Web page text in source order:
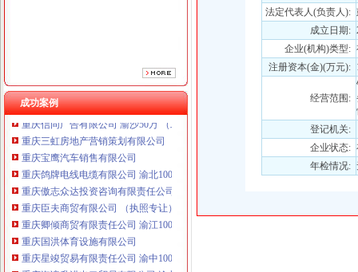
成功案例
重庆海谛升进出口贸易有限公司 渝北100万 （进出口权）
重庆奕欣锦诚商贸有限公司 渝九50万 （工商注册）
重庆信同广告有限公司 渝沙50万 （工商注册）
重庆三虹房地产营销策划有限公司
重庆宝鹰汽车销售有限公司
重庆鸽牌电线电缆有限公司 渝北10010万 (进出口权)
重庆傲志众达投资咨询有限责任公司 渝九1000万 （增资）
重庆臣夫商贸有限公司 （执照专让）
重庆卿倾商贸有限责任公司 渝江100万 （工商注册）
重庆国洪体育设施有限公司
重庆星竣贸易有限责任公司 渝中100万 （进出口权）
重庆海谛升进出口贸易有限公司 渝北100万 （进出口权）
法定代表人(负责人):
成立日期:
企业(机构)类型:
注册资本(金)(万元):
经营范围:
登记机关:
企业状态:
年检情况: